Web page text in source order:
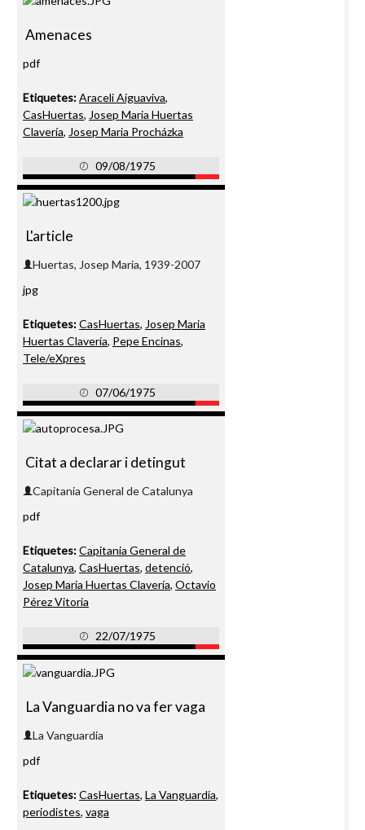
Amenaces
pdf
Etiquetes:Araceli Aiguaviva,
CasHuertas, Josep Maria Huertas
Clavería, Josep Maria Procházka
09/08/1975
L'article
jpg
Etiquetes:CasHuertas, Josep Maria
Huertas Clavería, Pepe Encinas,
Tele/eXpres
07/06/1975
Citat a declarar i detingut
Capitania General de Catalunya
pdf
Etiquetes:Capitania General de
Catalunya, CasHuertas, detenció,
Josep Maria Huertas Clavería, Octavio
Pérez Vitoria
22/07/1975
La Vanguardia no va fer vaga
La Vanguardia
pdf
Etiquetes:CasHuertas, La Vanguardia,
periodistes, vaga